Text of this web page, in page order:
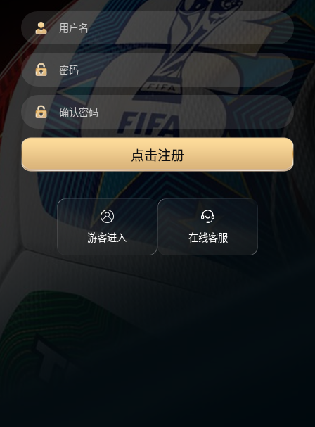
点击注册
游客进入 在线客服